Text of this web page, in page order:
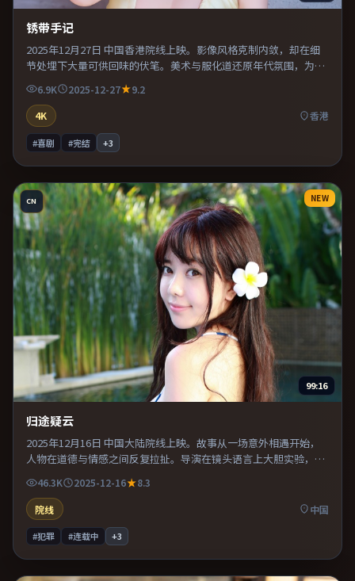
锈带手记
2025年12月27日 中国香港院线上映。影像风格克制内敛，却在细
节处埋下大量可供回味的伏笔。美术与服化道还原年代氛围，为人
物动机提供可信支撑。整体完成度较高，适合周末一口气看完。
6.9K 2025-12-27
9.2
4K
香港
#喜剧 #完结 +3
CN NEW
99:16
归途疑云
2025年12月16日 中国大陆院线上映。故事从一场意外相遇开始，
人物在道德与情感之间反复拉扯。导演在镜头语言上大胆实验，长
迷。
46.3K 2025-12-16
8.3
院线
中国
#犯罪 #连载中 +3